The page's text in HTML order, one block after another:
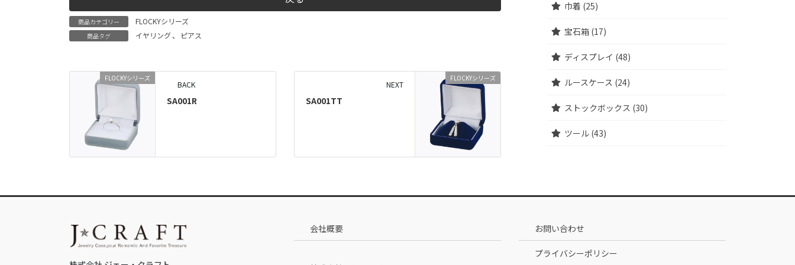
商品カテゴリー FLOCKYシリーズ
商品タグ イヤリング、 ピアス
FLOCKYシリーズ
BACK
SA001R
FLOCKYシリーズ
NEXT
SA001TT
巾着 (25)
宝石箱 (17)
ディスプレイ (48)
ルースケース (24)
ストックボックス (30)
ツール (43)
会社概要 お問い合わせ
プライバシーポリシー